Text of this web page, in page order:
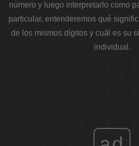
número y luego interpretarlo como
particular, entenderemos qué
de los mismos dígitos y cuál es su
individual.